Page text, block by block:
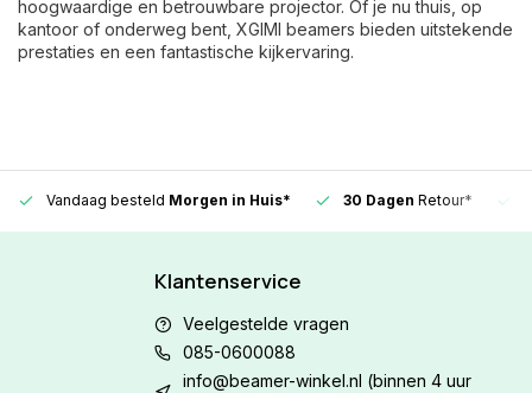
hoogwaardige en betrouwbare projector. Of je nu thuis, op
kantoor of onderweg bent, XGIMI beamers bieden uitstekende
prestaties en een fantastische kijkervaring.
Vandaag besteld Morgen in Huis* 30 Dagen Retour*
Klantenservice
Veelgestelde vragen
085-0600088
info@beamer-winkel.nl (binnen 4 uur